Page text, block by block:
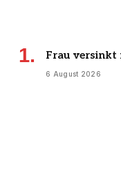
Frau versinkt
6 August 2026